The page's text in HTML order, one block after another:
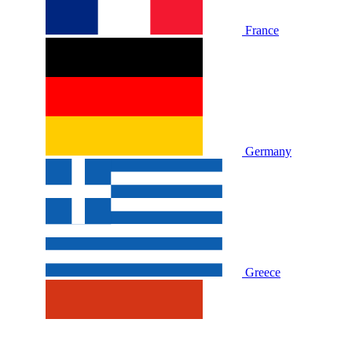
France
Germany
Greece